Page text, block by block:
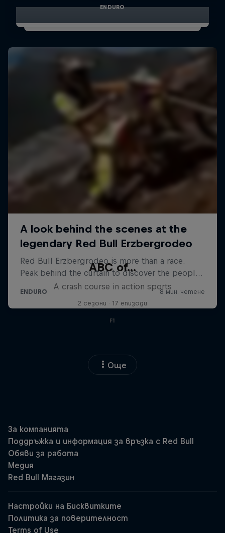
ENDURO
ABC of...
A crash course in action sports
2 сезони · 17 епизоди
F1
Още